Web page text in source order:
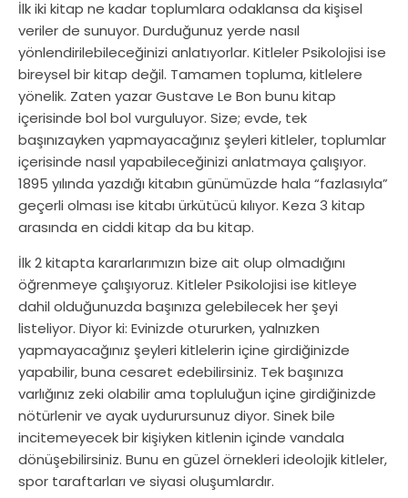
İlk iki kitap ne kadar toplumlara odaklansa da kişisel
veriler de sunuyor. Durduğunuz yerde nasıl
yönlendirilebileceğinizi anlatıyorlar. Kitleler Psikolojisi ise
bireysel bir kitap değil. Tamamen topluma, kitlelere
yönelik. Zaten yazar Gustave Le Bon bunu kitap
içerisinde bol bol vurguluyor. Size; evde, tek
başınızayken yapmayacağınız şeyleri kitleler, toplumlar
içerisinde nasıl yapabileceğinizi anlatmaya çalışıyor.
1895 yılında yazdığı kitabın günümüzde hala “fazlasıyla”
geçerli olması ise kitabı ürkütücü kılıyor. Keza 3 kitap
arasında en ciddi kitap da bu kitap.
İlk 2 kitapta kararlarımızın bize ait olup olmadığını
öğrenmeye çalışıyoruz. Kitleler Psikolojisi ise kitleye
dahil olduğunuzda başınıza gelebilecek her şeyi
listeliyor. Diyor ki: Evinizde otururken, yalnızken
yapmayacağınız şeyleri kitlelerin içine girdiğinizde
yapabilir, buna cesaret edebilirsiniz. Tek başınıza
varlığınız zeki olabilir ama topluluğun içine girdiğinizde
nötürlenir ve ayak uydurursunuz diyor. Sinek bile
incitemeyecek bir kişiyken kitlenin içinde vandala
dönüşebilirsiniz. Bunu en güzel örnekleri ideolojik kitleler,
spor taraftarları ve siyasi oluşumlardır.